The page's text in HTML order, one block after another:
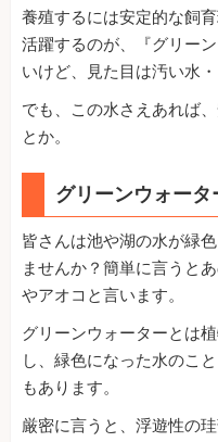
養殖するには安定的な飼
活躍するのが、『グリー
いけど、見た目は汚い水・
でも、この水さえあれば
とか。
グリーンウォータ
皆さんは池や湖の水が緑
ませんか？簡単に言うと
やアオコと言います。
グリーンウォーターとは
し、緑色になった水のこ
もあります。
厳密に言うと、浮遊性の